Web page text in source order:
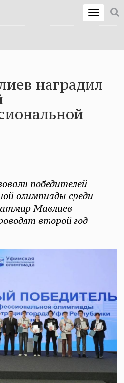
наградил
победителей
олимпиады среди
Мавлиев
второй год